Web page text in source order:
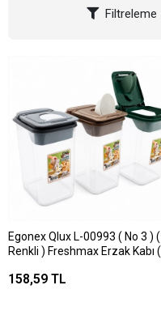
Filtreleme
Egonex Qlux L-00993 ( No 3 ) (
Renkli ) Freshmax Erzak Kabı (
158,59 TL